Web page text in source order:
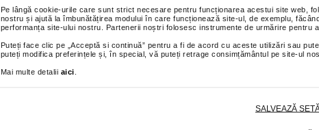
Pe lângă cookie-urile care sunt strict necesare pentru funcționarea acestui site web,
nostru și ajută la îmbunătățirea modului în care funcționează site-ul, de exemplu,
performanța site-ului nostru. Partenerii noștri folosesc instrumente de urmărire pentru
Puteți face clic pe „Acceptă si continuă” pentru a fi de acord cu aceste utilizări sau
puteți modifica preferințele și, în special, vă puteți retrage consimțământul pe site-ul
Mai multe detalii aici
SALVEAZĂ
Senzatia de prea plin:
Boli ale sistemului digestiv
In cele mai multe cazuri, aceasta
Adora – Adorabili
din prima clipa
Seturi cadou
Baylis&Harding